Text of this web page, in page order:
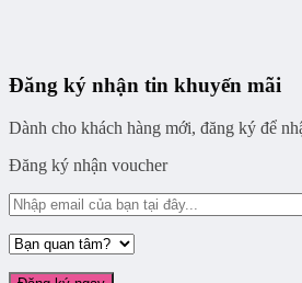
Đăng ký nhận tin khuyến mãi
Dành cho khách hàng mới, đăng ký để
Đăng ký nhận voucher